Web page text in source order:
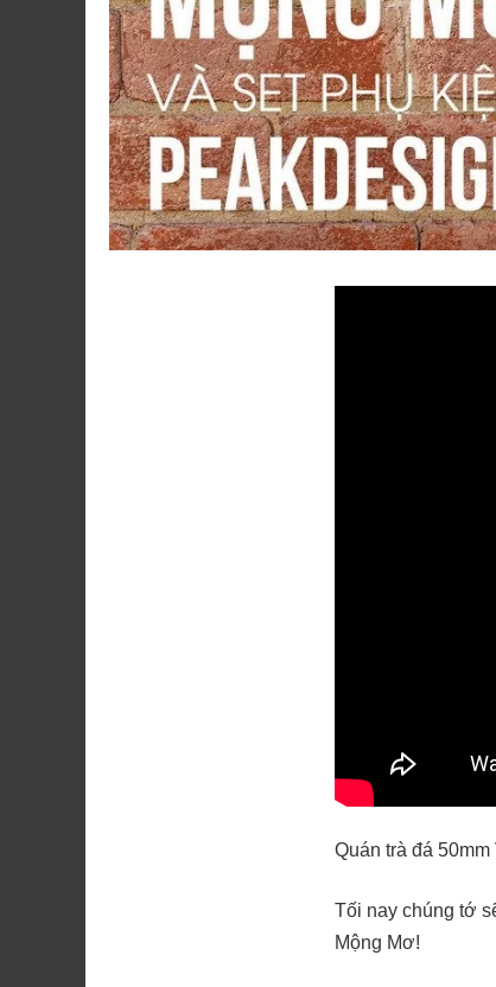
Quán trà đá
Tối nay chúng tớ
Mộng Mơ!